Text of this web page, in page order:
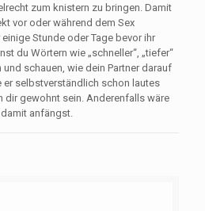
zum knistern zu bringen. Damit
vor oder während dem Sex
Stunde oder Tage bevor ihr
du Wörtern wie „schneller“, „tiefer“
schauen, wie dein Partner darauf
er selbstverständlich schon lautes
dir gewohnt sein. Anderenfalls wäre
anfängst.